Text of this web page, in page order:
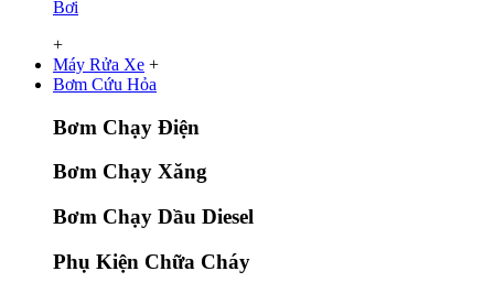
Bơi
+
Máy Rửa Xe +
Bơm Cứu Hỏa
Bơm Chạy Điện
Bơm Chạy Xăng
Bơm Chạy Dầu Diesel
Phụ Kiện Chữa Cháy